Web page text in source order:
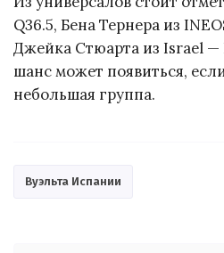
Q36.5, Бена Тернера из
Джейка Стюарта из Israel —
шанс может появиться,
небольшая группа.
Вуэльта Испании